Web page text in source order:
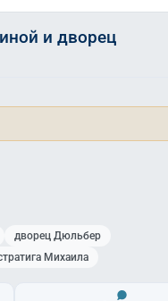
и дворец
дворец Дюльбер
Михаила